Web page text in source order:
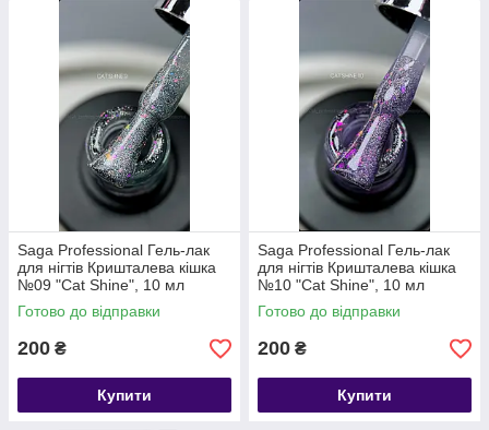
Saga Professional Гель-лак
для нігтів Кришталева кішка
№09 "Cat Shine", 10 мл
Готово до відправки
200 ₴
Купити
Saga Professional Гель-лак
для нігтів Кришталева кішка
№10 "Cat Shine", 10 мл
Готово до відправки
200 ₴
Купити